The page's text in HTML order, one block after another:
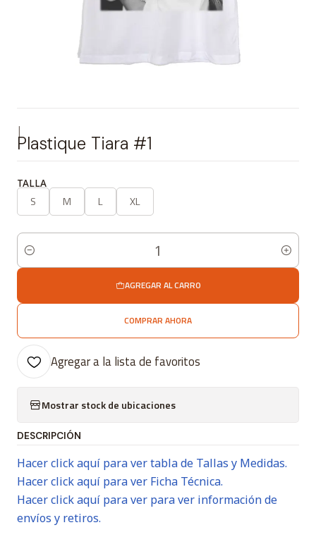
|
Plastique Tiara #1
TALLA
S M L XL
Cantidad
AGREGAR AL CARRO
COMPRAR AHORA
Agregar a la lista de favoritos
Mostrar stock de ubicaciones
DESCRIPCIÓN
Hacer click aquí para ver tabla de Tallas y Medidas.
Hacer click aquí para ver Ficha Técnica.
Hacer click aquí para ver para ver información de
envíos y retiros.